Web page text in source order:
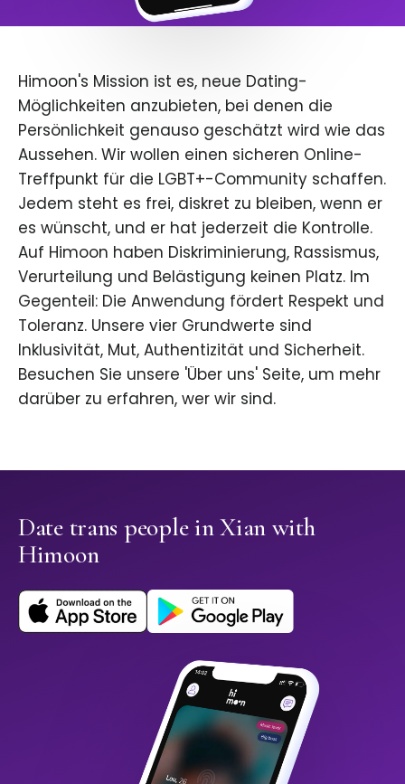
Himoon's Mission ist es, neue Dating-
Möglichkeiten anzubieten, bei denen die
Persönlichkeit genauso geschätzt wird wie das
Aussehen. Wir wollen einen sicheren Online-
Treffpunkt für die LGBT+-Community schaffen.
Jedem steht es frei, diskret zu bleiben, wenn er
es wünscht, und er hat jederzeit die Kontrolle.
Auf Himoon haben Diskriminierung, Rassismus,
Verurteilung und Belästigung keinen Platz. Im
Gegenteil: Die Anwendung fördert Respekt und
Toleranz. Unsere vier Grundwerte sind
Inklusivität, Mut, Authentizität und Sicherheit.
Besuchen Sie unsere 'Über uns' Seite, um mehr
darüber zu erfahren, wer wir sind.
Date trans people in Xian with
Himoon